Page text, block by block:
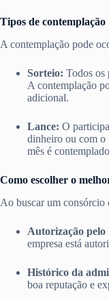
Tipos de contemplação
A contemplação pode
Sorteio: Todos os
A contemplação
adicional.
Lance: O
dinheiro ou com o
mês é
Como escolher o
Ao buscar um consórcio
Autorização
empresa está
Histórico da
boa reputação e